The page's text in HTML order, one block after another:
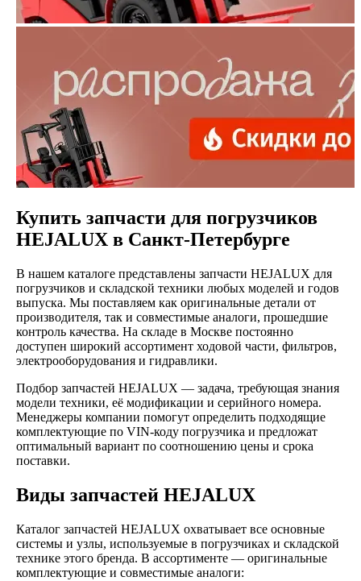
Купить запчасти для погрузчиков
HEJALUX в Санкт-Петербурге
В нашем каталоге представлены запчасти HEJALUX для
погрузчиков и складской техники любых моделей и годов
выпуска. Мы поставляем как оригинальные детали от
производителя, так и совместимые аналоги, прошедшие
контроль качества. На складе в Москве постоянно
доступен широкий ассортимент ходовой части, фильтров,
электрооборудования и гидравлики.
Подбор запчастей HEJALUX — задача, требующая знания
модели техники, её модификации и серийного номера.
Менеджеры компании помогут определить подходящие
комплектующие по VIN-коду погрузчика и предложат
оптимальный вариант по соотношению цены и срока
поставки.
Виды запчастей HEJALUX
Каталог запчастей HEJALUX охватывает все основные
системы и узлы, используемые в погрузчиках и складской
технике этого бренда. В ассортименте — оригинальные
комплектующие и совместимые аналоги: